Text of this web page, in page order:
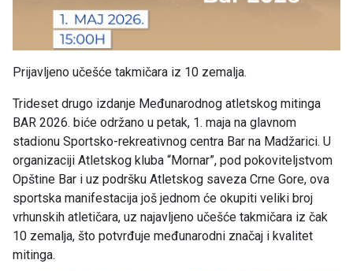
Prijavljeno učešće takmičara iz 10 zemalja.
Trideset drugo izdanje Međunarodnog atletskog mitinga
BAR 2026. biće održano u petak, 1. maja na glavnom
stadionu Sportsko-rekreativnog centra Bar na Madžarici. U
organizaciji Atletskog kluba “Mornar”, pod pokoviteljstvom
Opštine Bar i uz podršku Atletskog saveza Crne Gore, ova
sportska manifestacija još jednom će okupiti veliki broj
vrhunskih atletičara, uz najavljeno učešće takmičara iz čak
10 zemalja, što potvrđuje međunarodni značaj i kvalitet
mitinga.